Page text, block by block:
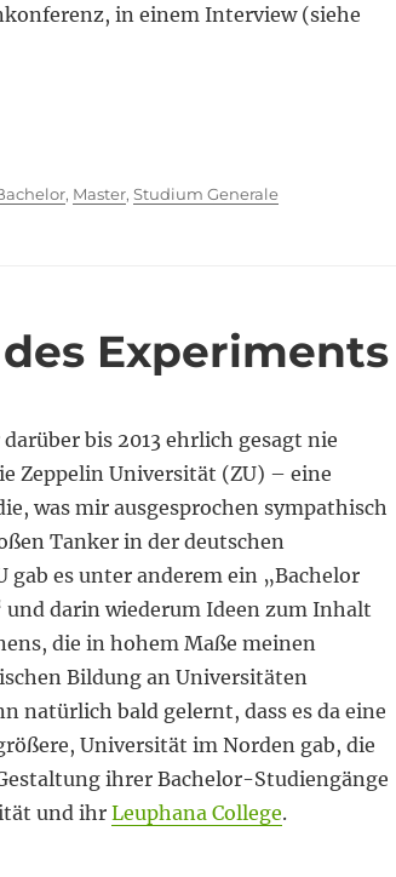
in einem Interview (siehe
, Master, Studium Generale
Experiments
bis 2013 ehrlich gesagt nie
Zeppelin Universität (ZU) – eine
was mir ausgesprochen sympathisch
Tanker in der deutschen
es unter anderem ein „Bachelor
und darin wiederum Ideen zum Inhalt
die in hohem Maße meinen
Bildung an Universitäten
natürlich bald gelernt, dass es da eine
Universität im Norden gab, die
ihrer Bachelor-Studiengänge
und ihr Leuphana College.